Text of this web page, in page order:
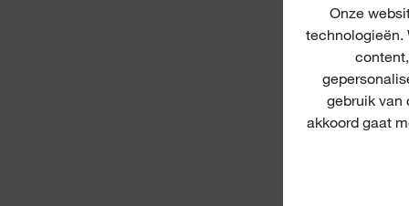
Onze
technologieën.
gebruik
akkoord gaat